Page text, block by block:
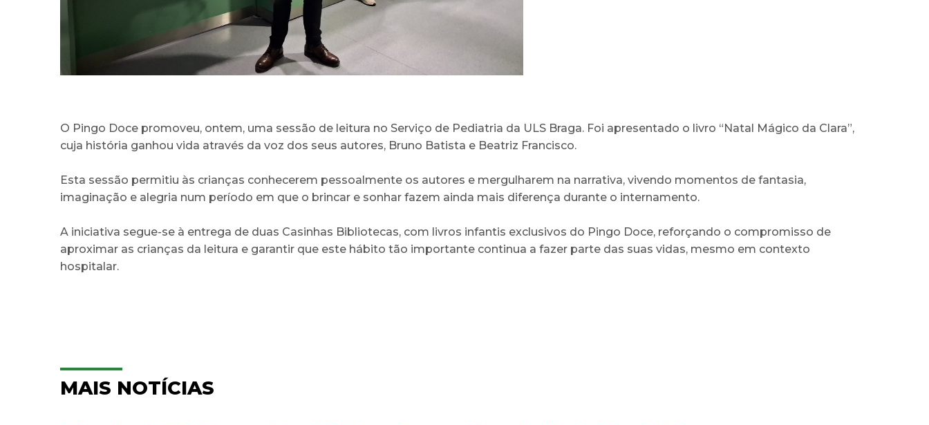
O Pingo Doce promoveu, ontem, uma sessão de leitura no Serviço de Pediatria da ULS Braga. Foi apresentado o livro “Natal Mágico da Clara”,
cuja história ganhou vida através da voz dos seus autores, Bruno Batista e Beatriz Francisco.
Esta sessão permitiu às crianças conhecerem pessoalmente os autores e mergulharem na narrativa, vivendo momentos de fantasia,
imaginação e alegria num período em que o brincar e sonhar fazem ainda mais diferença durante o internamento.
A iniciativa segue-se à entrega de duas Casinhas Bibliotecas, com livros infantis exclusivos do Pingo Doce, reforçando o compromisso de
aproximar as crianças da leitura e garantir que este hábito tão importante continua a fazer parte das suas vidas, mesmo em contexto
hospitalar.
MAIS NOTÍCIAS